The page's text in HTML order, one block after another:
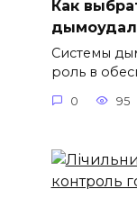
Как
Системы
роль в
0 95